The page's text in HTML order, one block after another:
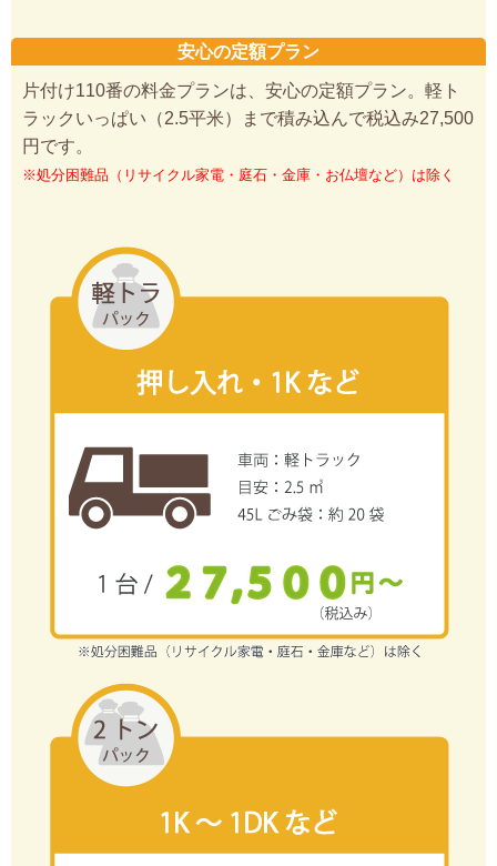
安心の定額プラン
片付け110番の料金プランは、安心の定額プラン。軽ト
ラックいっぱい（2.5平米）まで積み込んで税込み27,500
円です。
※処分困難品（リサイクル家電・庭石・金庫・お仏壇など）は除く